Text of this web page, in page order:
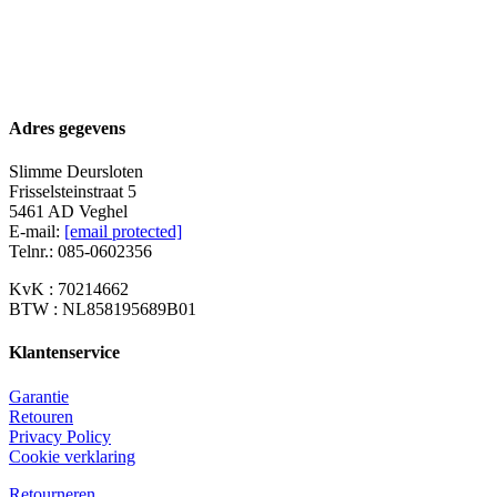
Adres gegevens
Slimme Deursloten
Frisselsteinstraat 5
5461 AD Veghel
E-mail: [email protected]
Telnr.: 085-0602356
KvK : 70214662
BTW : NL858195689B01
Klantenservice
Garantie
Retouren
Privacy Policy
Cookie verklaring